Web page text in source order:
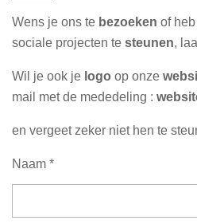
Wens je ons te bezoeken of
sociale projecten te steunen,
Wil je ook je logo op onze
mail met de mededeling :
en vergeet zeker niet hen te
Naam *